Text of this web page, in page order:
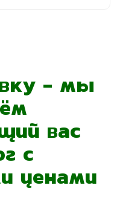
- мы
вас
с
ценами